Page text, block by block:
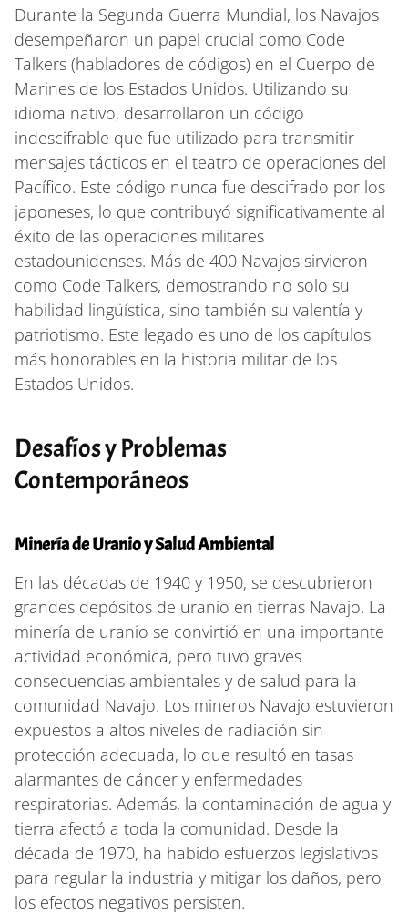
Durante la Segunda Guerra Mundial, los Navajos
desempeñaron un papel crucial como Code
Talkers (habladores de códigos) en el Cuerpo de
Marines de los Estados Unidos. Utilizando su
idioma nativo, desarrollaron un código
indescifrable que fue utilizado para transmitir
mensajes tácticos en el teatro de operaciones del
Pacífico. Este código nunca fue descifrado por los
japoneses, lo que contribuyó significativamente al
éxito de las operaciones militares
estadounidenses. Más de 400 Navajos sirvieron
como Code Talkers, demostrando no solo su
habilidad lingüística, sino también su valentía y
patriotismo. Este legado es uno de los capítulos
más honorables en la historia militar de los
Estados Unidos.
Desafíos y Problemas
Contemporáneos
Minería de Uranio y Salud Ambiental
En las décadas de 1940 y 1950, se descubrieron
grandes depósitos de uranio en tierras Navajo. La
minería de uranio se convirtió en una importante
actividad económica, pero tuvo graves
consecuencias ambientales y de salud para la
comunidad Navajo. Los mineros Navajo estuvieron
expuestos a altos niveles de radiación sin
protección adecuada, lo que resultó en tasas
alarmantes de cáncer y enfermedades
respiratorias. Además, la contaminación de agua y
tierra afectó a toda la comunidad. Desde la
década de 1970, ha habido esfuerzos legislativos
para regular la industria y mitigar los daños, pero
los efectos negativos persisten.